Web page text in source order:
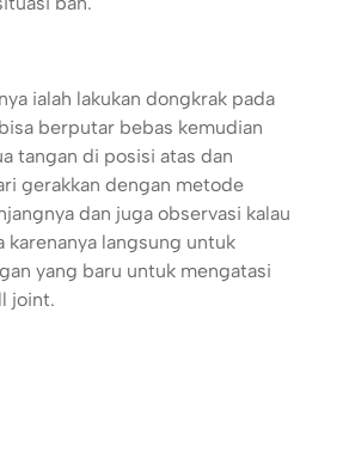
ialah lakukan dongkrak pada
berputar bebas kemudian
tangan di posisi atas dan
gerakkan dengan metode
dan juga observasi kalau
karenanya langsung untuk
yang baru untuk mengatasi
joint.